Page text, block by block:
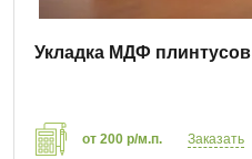
Укладка МДФ плинтусов
от 200 р/м.п. Заказать